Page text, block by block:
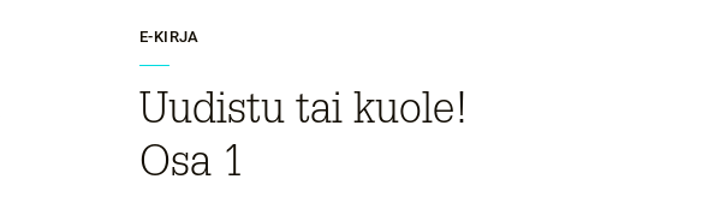
E-KIRJA
Uudistu tai kuole!
Osa 1